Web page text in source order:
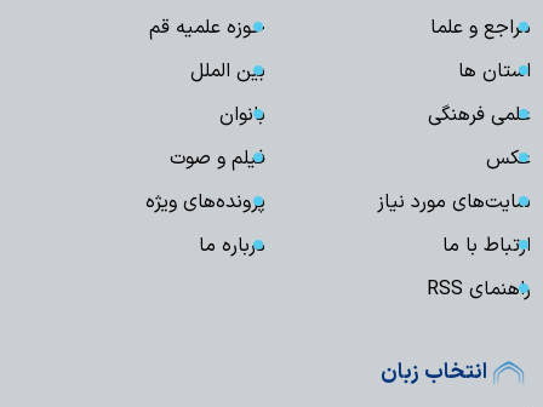
مراجع و علما
حوزه علمیه قم
استان ها
بین الملل
علمی فرهنگی
بانوان
عکس
فیلم و صوت
سایت‌های مورد نیاز
پرونده‌های ویژه
ارتباط با ما
درباره ما
راهنمای RSS
انتخاب زبان